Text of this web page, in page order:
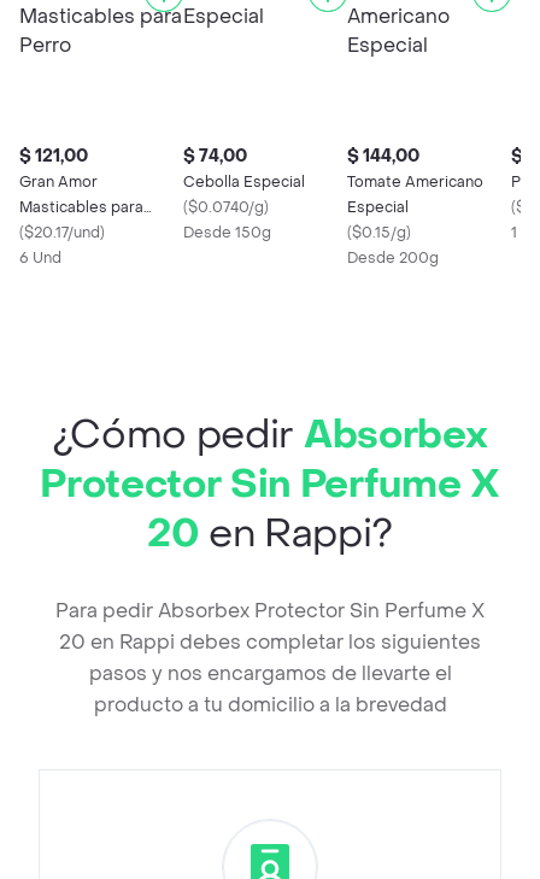
$ 121,00
Gran Amor
Masticables para
Perro
($20.17/und)
6 Und
$ 74,00
Cebolla Especial
($0.0740/g)
Desde 150g
$ 144,00
Tomate Americano
Especial
($0.15/g)
Desde 200g
$
(
1
¿Cómo pedir Absorbex
Protector Sin Perfume X
20 en Rappi?
Para pedir Absorbex Protector Sin Perfume X
20 en Rappi debes completar los siguientes
pasos y nos encargamos de llevarte el
producto a tu domicilio a la brevedad